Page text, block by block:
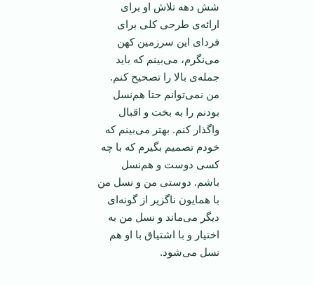
شش دهه تلاش او برای
ارائه‌ی طرحی کلی برای
فردای این سرزمین کهن
می‌نگرم، می‌بینم که باید
جمله‌ی بالا را تصحیح کنم.
من نمی‌توانم حتا هم‌نسل
بودنم را به بخت و اقبال
واگذار کنم. بهتر می‌بینم که
خودم تصمیم بگیرم که با چه
کسی دوست و هم‌نسل
باشم. دوستی من و نسل من
با همایون ناگزیر از گونه‌ای
دیگر می‌ماند و نسل من به
اختیار و با اشتیاق با او هم
نسل می‌شود.